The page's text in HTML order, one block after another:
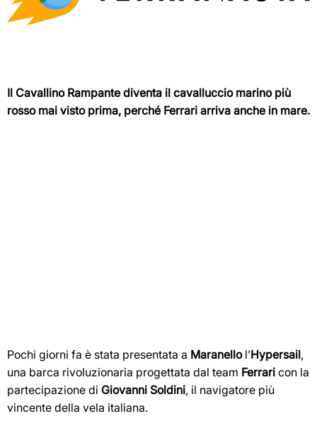
Il Cavallino Rampante diventa il cavalluccio marino più
rosso mai visto prima, perché Ferrari arriva anche in mare.
Pochi giorni fa è stata presentata a Maranellol’Hypersail,
una barca rivoluzionaria progettata dal team Ferrari con la
partecipazione di Giovanni Soldini, il navigatore più
vincente della vela italiana.